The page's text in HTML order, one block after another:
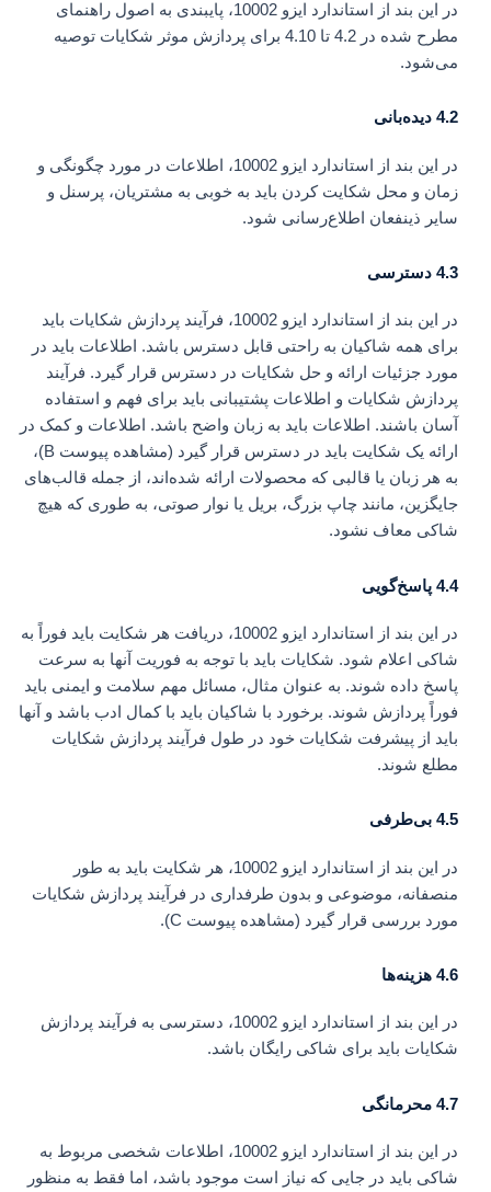
در این بند از استاندارد ایزو 10002، پایبندی به اصول راهنمای
مطرح شده در 4.2 تا 4.10 برای پردازش موثر شکایات توصیه
می‌شود.
4.2 دیده‌بانی
در این بند از استاندارد ایزو 10002، اطلاعات در مورد چگونگی و
زمان و محل شکایت کردن باید به خوبی به مشتریان، پرسنل و
سایر ذینفعان اطلاع‌رسانی شود.
4.3 دسترسی
در این بند از استاندارد ایزو 10002، فرآیند پردازش شکایات باید
برای همه شاکیان به راحتی قابل دسترس باشد. اطلاعات باید در
مورد جزئیات ارائه و حل شکایات در دسترس قرار گیرد. فرآیند
پردازش شکایات و اطلاعات پشتیبانی باید برای فهم و استفاده
آسان باشند. اطلاعات باید به زبان واضح باشد. اطلاعات و کمک در
ارائه یک شکایت باید در دسترس قرار گیرد (مشاهده پیوست B)،
به هر زبان یا قالبی که محصولات ارائه شده‌اند، از جمله قالب‌های
جایگزین، مانند چاپ بزرگ، بریل یا نوار صوتی، به طوری که هیچ
شاکی معاف نشود.
4.4 پاسخ‌گویی
در این بند از استاندارد ایزو 10002، دریافت هر شکایت باید فوراً به
شاکی اعلام شود. شکایات باید با توجه به فوریت آنها به سرعت
پاسخ داده شوند. به عنوان مثال، مسائل مهم سلامت و ایمنی باید
فوراً پردازش شوند. برخورد با شاکیان باید با کمال ادب باشد و آنها
باید از پیشرفت شکایات خود در طول فرآیند پردازش شکایات
مطلع شوند.
4.5 بی‌طرفی
در این بند از استاندارد ایزو 10002، هر شکایت باید به طور
منصفانه، موضوعی و بدون طرفداری در فرآیند پردازش شکایات
مورد بررسی قرار گیرد (مشاهده پیوست C).
4.6 هزینه‌ها
در این بند از استاندارد ایزو 10002، دسترسی به فرآیند پردازش
شکایات باید برای شاکی رایگان باشد.
4.7 محرمانگی
در این بند از استاندارد ایزو 10002، اطلاعات شخصی مربوط به
شاکی باید در جایی که نیاز است موجود باشد، اما فقط به منظور